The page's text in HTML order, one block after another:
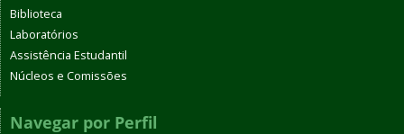
Biblioteca
Laboratórios
Assistência Estudantil
Núcleos e Comissões
Navegar por Perfil